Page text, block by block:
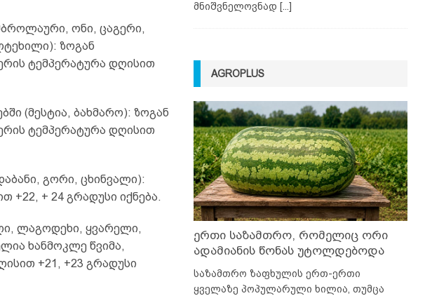
ონი, ცაგერი,
ზოგან
ტემპერატურა დღისით
(მესტია, ბახმარო): ზოგან
ტემპერატურა დღისით
გორი, ცხინვალი):
+22, + 24 გრადუსი იქნება.
ლაგოდეხი, ყვარელი,
ხანმოკლე წვიმა,
+21, +23 გრადუსი
მნიშვნელოვნად [...]
AGROPLUS
ერთი საზამთრო, რომელიც ორი
ადამიანის წონას უტოლდებოდა
საზამთრო ზაფხულის ერთ-ერთი
ყველაზე პოპულარული ხილია, თუმცა